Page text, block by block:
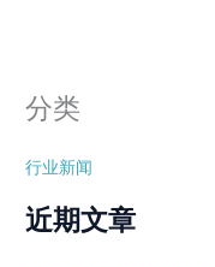
分类
行业新闻
近期文章